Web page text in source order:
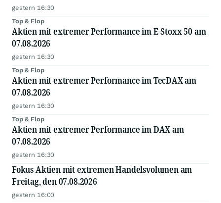
gestern 16:30
Top & Flop
Aktien mit extremer Performance im E-Stoxx 50 am
07.08.2026
gestern 16:30
Top & Flop
Aktien mit extremer Performance im TecDAX am
07.08.2026
gestern 16:30
Top & Flop
Aktien mit extremer Performance im DAX am
07.08.2026
gestern 16:30
Fokus Aktien mit extremen Handelsvolumen am
Freitag, den 07.08.2026
gestern 16:00